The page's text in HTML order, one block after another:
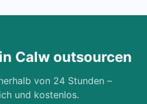
Calw outsourcen
von 24 Stunden –
und kostenlos.